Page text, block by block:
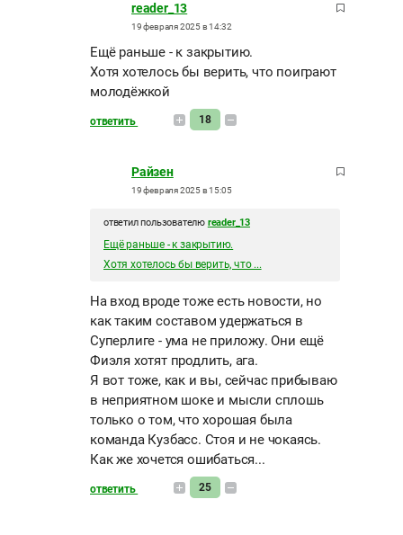
reader_13
19 февраля 2025 в 14:32
Ещё раньше - к закрытию.
Хотя хотелось бы верить, что поиграют
молодёжкой
ответить 18
Райзен
19 февраля 2025 в 15:05
ответил пользователю reader_13
Ещё раньше - к закрытию.
Хотя хотелось бы верить, что ...
На вход вроде тоже есть новости, но
как таким составом удержаться в
Суперлиге - ума не приложу. Они ещё
Фиэля хотят продлить, ага.
Я вот тоже, как и вы, сейчас прибываю
в неприятном шоке и мысли сплошь
только о том, что хорошая была
команда Кузбасс. Стоя и не чокаясь.
Как же хочется ошибаться...
ответить 25